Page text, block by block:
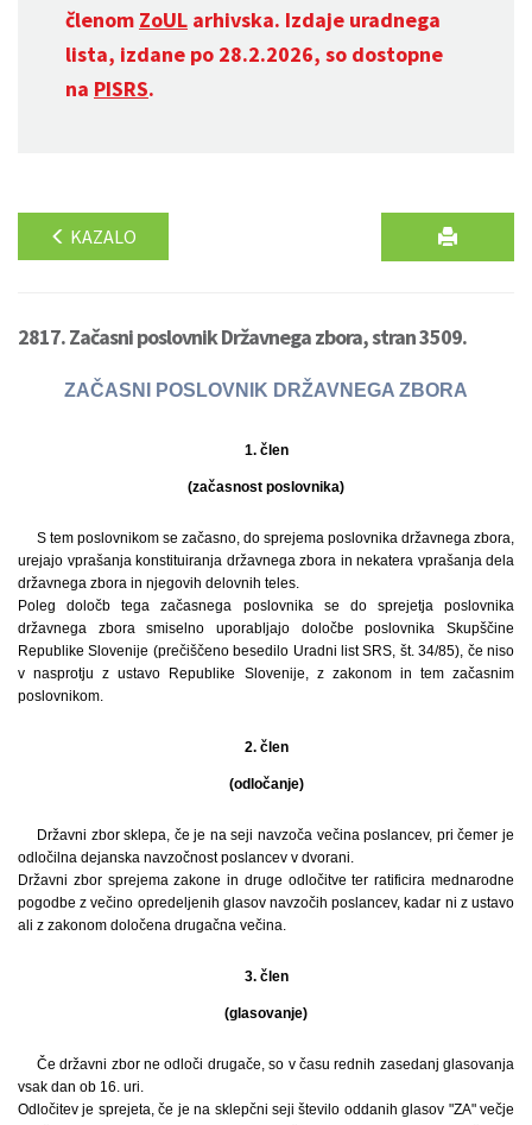
členom ZoUL arhivska. Izdaje uradnega
lista, izdane po 28.2.2026, so dostopne
na PISRS.
KAZALO
2817. Začasni poslovnik Državnega zbora, stran 3509.
ZAČASNI POSLOVNIK DRŽAVNEGA ZBORA
1. člen
(začasnost poslovnika)
S tem poslovnikom se začasno, do sprejema poslovnika državnega zbora,
urejajo vprašanja konstituiranja državnega zbora in nekatera vprašanja dela
državnega zbora in njegovih delovnih teles.
Poleg določb tega začasnega poslovnika se do sprejetja poslovnika
državnega zbora smiselno uporabljajo določbe poslovnika Skupščine
Republike Slovenije (prečiščeno besedilo Uradni list SRS, št. 34/85), če niso
v nasprotju z ustavo Republike Slovenije, z zakonom in tem začasnim
poslovnikom.
2. člen
(odločanje)
Državni zbor sklepa, če je na seji navzoča večina poslancev, pri čemer je
odločilna dejanska navzočnost poslancev v dvorani.
Državni zbor sprejema zakone in druge odločitve ter ratificira mednarodne
pogodbe z večino opredeljenih glasov navzočih poslancev, kadar ni z ustavo
ali z zakonom določena drugačna večina.
3. člen
(glasovanje)
Če državni zbor ne odloči drugače, so v času rednih zasedanj glasovanja
vsak dan ob 16. uri.
Odločitev je sprejeta, če je na sklepčni seji število oddanih glasov "ZA" večje